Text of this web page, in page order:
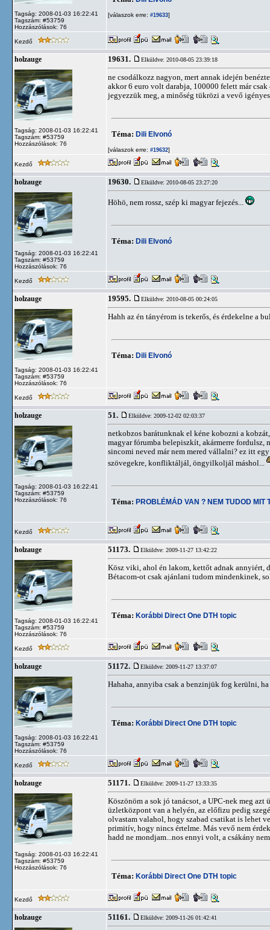
Tagság: 2008-01-03 16:22:41
Tagszám: #53759
Hozzászólások: 76
[válaszok erre: #19633]
Kezdő
holzauge
Tagság: 2008-01-03 16:22:41
Tagszám: #53759
Hozzászólások: 76
19631. Elküldve: 2010-08-05 23:39:18
ne csodálkozz nagyon, mert annak idején
akkor 6 euro volt darabja, 100000 felett már csak
jegyezzük meg, a minőség tükrözi a vevő
Téma: Dili Elvonó
[válaszok erre: #19632]
Kezdő
holzauge
Tagság: 2008-01-03 16:22:41
Tagszám: #53759
Hozzászólások: 76
19630. Elküldve: 2010-08-05 23:27:20
Höhö, nem rossz, szép ki magyar fejezés...
Téma: Dili Elvonó
Kezdő
holzauge
Tagság: 2008-01-03 16:22:41
Tagszám: #53759
Hozzászólások: 76
19595. Elküldve: 2010-08-05 00:24:05
Hahh az én tányérom is tekerős, és érdekelne a
Téma: Dili Elvonó
Kezdő
holzauge
Tagság: 2008-01-03 16:22:41
Tagszám: #53759
Hozzászólások: 76
51. Elküldve: 2009-12-02 02:03:37
netkobzos barátunknak el kéne kobozni a
magyar fórumba belepiszkít, akármerre fordulsz,
sincomi neved már nem mered vállalni? ez itt
szövegekre, konfliktáljál, öngyilkoljál máshol...
Téma: PROBLÉMÁD VAN ? NEM TUDOD MIT
Kezdő
holzauge
Tagság: 2008-01-03 16:22:41
Tagszám: #53759
Hozzászólások: 76
51173. Elküldve: 2009-11-27 13:42:22
Kösz viki, ahol én lakom, kettőt adnak annyiért,
Bétacom-ot csak ajánlani tudom mindenkinek,
Téma: Korábbi Direct One DTH topic
Kezdő
holzauge
Tagság: 2008-01-03 16:22:41
Tagszám: #53759
Hozzászólások: 76
51172. Elküldve: 2009-11-27 13:37:07
Hahaha, annyiba csak a benzinjük fog kerülni,
Téma: Korábbi Direct One DTH topic
Kezdő
holzauge
Tagság: 2008-01-03 16:22:41
Tagszám: #53759
Hozzászólások: 76
51171. Elküldve: 2009-11-27 13:33:35
Köszönöm a sok jó tanácsot, a UPC-nek meg
üzletközpont van a helyén, az előfizu pedig
olvastam valahol, hogy szabad csatikat is lehet
primitív, hogy nincs értelme. Más vevő nem
hadd ne mondjam...nos ennyi volt, a csákány
Téma: Korábbi Direct One DTH topic
Kezdő
holzauge 51161. Elküldve: 2009-11-26 01:42:41